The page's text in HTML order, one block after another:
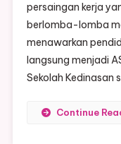
persaingan kerja
berlomba-lomba
menawarkan
langsung menjadi
Sekolah Kedinasan
Continue